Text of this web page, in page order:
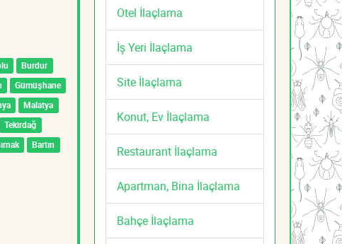
Burdur
Gümüşhane
Malatya
Tekirdağ
Bartın
Otel İlaçlama
İş Yeri İlaçlama
Site İlaçlama
Konut, Ev İlaçlama
Restaurant İlaçlama
Apartman, Bina İlaçlama
Bahçe İlaçlama